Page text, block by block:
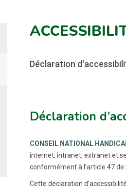
Déclaration
Déclaration
CONSEIL NATIONAL
internet, intranet, extranet et
conformément à l’article 47 de
Cette déclaration